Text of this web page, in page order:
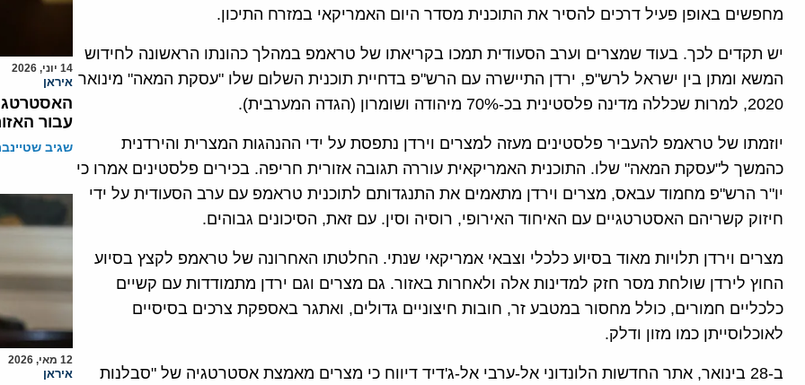
מחפשים באופן פעיל דרכים להסיר את התוכנית מסדר היום האמריקאי במזרח התיכון.
יש תקדים לכך. בעוד שמצרים וערב הסעודית תמכו בקריאתו של טראמפ במהלך כהונתו הראשונה לחידוש
המשא ומתן בין ישראל לרש"פ, ירדן התיישרה עם הרש"פ בדחיית תוכנית השלום שלו "עסקת המאה" מינואר
2020, למרות שכללה מדינה פלסטינית בכ-70% מיהודה ושומרון (הגדה המערבית).
יוזמתו של טראמפ להעביר פלסטינים מעזה למצרים וירדן נתפסת על ידי ההנהגות המצרית והירדנית
כהמשך ל"עסקת המאה" שלו. התוכנית האמריקאית עוררה תגובה אזורית חריפה. בכירים פלסטינים אמרו כי
יו"ר הרש"פ מחמוד עבאס, מצרים וירדן מתאמים את התנגדותם לתוכנית טראמפ עם ערב הסעודית על ידי
חיזוק קשריהם האסטרטגיים עם האיחוד האירופי, רוסיה וסין. עם זאת, הסיכונים גבוהים.
מצרים וירדן תלויות מאוד בסיוע כלכלי וצבאי אמריקאי שנתי. החלטתו האחרונה של טראמפ לקצץ בסיוע
החוץ לירדן שולחת מסר חזק למדינות אלה ולאחרות באזור. גם מצרים וגם ירדן מתמודדות עם קשיים
כלכליים חמורים, כולל מחסור במטבע זר, חובות חיצוניים גדולים, ואתגר באספקת צרכים בסיסיים
לאוכלוסייתן כמו מזון ודלק.
ב-28 בינואר, אתר החדשות הלונדוני אל-ערבי אל-ג'דיד דיווח כי מצרים מאמצת אסטרטגיה של "סבלנות
14 יוני, 2026
איראן
עבור
שגיב
12 מאי, 2026
איראן